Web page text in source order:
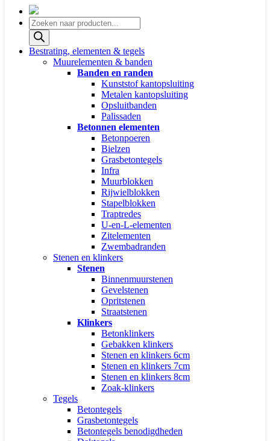
Producten
zoeken
Bestrating, elementen & tegels
Muurelementen & banden
Banden en randen
Kunststof kantopsluiting
Metalen kantopsluiting
Opsluitbanden
Palissaden
Betonnen elementen
Betonpoeren
Bielzen
Grasbetontegels
Infra
Muurblokken
Rijwielblokken
Stapelblokken
Traptredes
U-en-L-elementen
Zitelementen
Zwembadranden
Stenen en klinkers
Stenen
Binnenmuurstenen
Gevelstenen
Opritstenen
Straatstenen
Klinkers
Betonklinkers
Gebakken klinkers
Stenen en klinkers 6cm
Stenen en klinkers 7cm
Stenen en klinkers 8cm
Zoak-klinkers
Tegels
Betontegels
Grasbetontegels
Betontegels benodigdheden